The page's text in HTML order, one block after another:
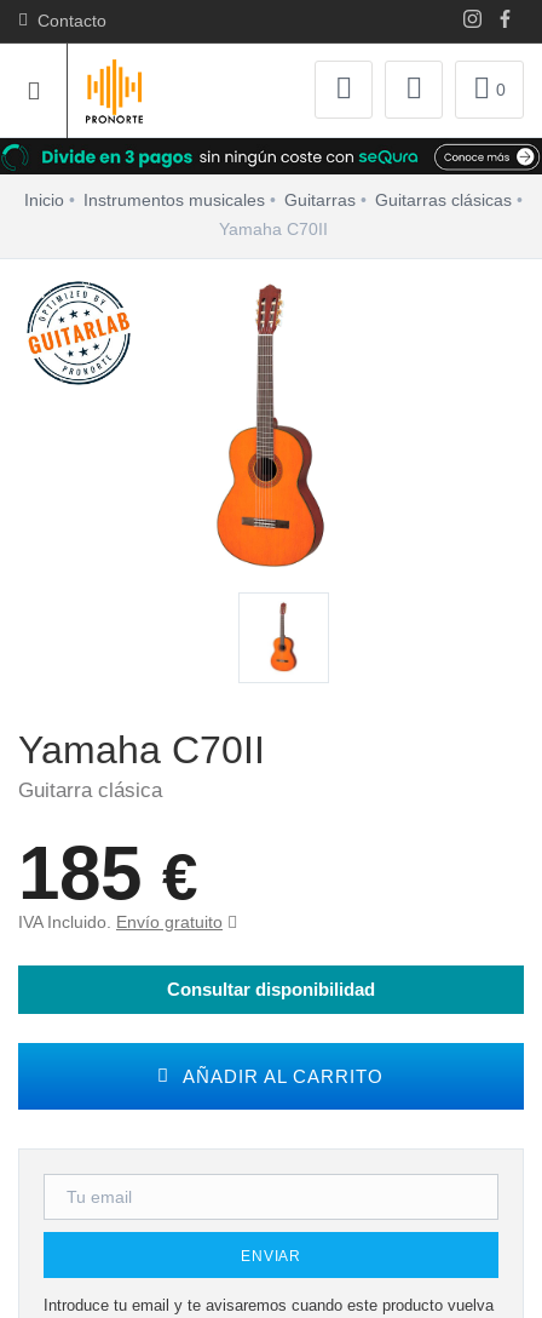
Contacto
0
Inicio Instrumentos musicales Guitarras
Guitarras clásicas
Yamaha C70II
Yamaha C70II
Guitarra clásica
185 €
IVA Incluido. Envío gratuito
Consultar disponibilidad
AÑADIR AL CARRITO
ENVIAR
Introduce tu email y te avisaremos cuando este producto vuelva